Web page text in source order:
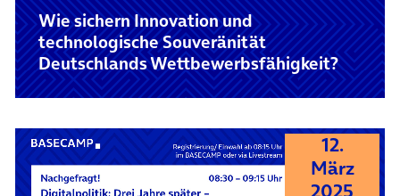
Wie sichern Innovation und
technologische Souveränität
Deutschlands Wettbewerbsfähigkeit?
12.
März
2025